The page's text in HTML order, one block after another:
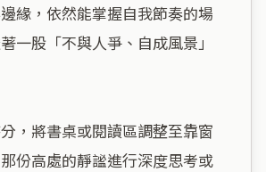
緣，依然能掌握自我節奏的場
一股「不與人爭、自成風景」
，將書桌或閱讀區調整至靠窗
份高處的靜謐進行深度思考或